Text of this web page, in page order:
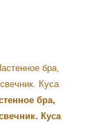
бра,
Куса